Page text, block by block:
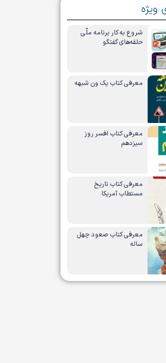
ویژه
شروع به کار برنامه ملّی
حلقه‌های گفتگو
معرفی کتاب یک ون شبهه
معرفی کتاب افسر روز
سیزدهم
معرفی کتاب تاریخ
مستطاب آمریکا
معرفی کتاب صعود چهل
ساله